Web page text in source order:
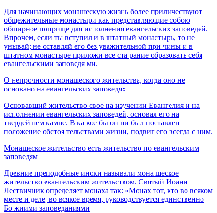
Для начинающих монашескую жизнь более приличествуют
общежительные монастыри как представляющие собою
обширное поприще для исполнения евангельских заповедей.
Впрочем, если ты вступил и в штатный монастырь, то не
унывай; не оставляй его без уважительной при­ чины и в
штатном монастыре приложи все ста­ рание образовать себя
евангельскими заповедя­ ми.
О непрочности монашеского жительства, когда оно не
основано на евангельских заповедях
Основавший жительство свое на изучении Евангелия и на
исполнении евангельских заповедей, основал его на
твердейшем камне. В ка­ кое бы он ни был поставлен
положение обстоя­ тельствами жизни, подвиг его всегда с ним.
Монашеское жительство есть жительство по евангельским
заповедям
Древние преподобные иноки называли мона­ шеское
жительство евангельским жительством. Святый Иоанн
Лествичник определяет монаха так: «Монах тот, кто во всяком
месте и деле, во всякое время, руководствуется единственно
Бо жиими заповеданиями